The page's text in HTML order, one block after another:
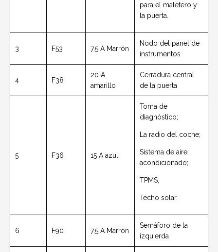
para el maletero y
la puerta.
3 F53 7,5 A Marrón
Nodo del panel de
instrumentos
4 F38
20 A
amarillo
Cerradura central
de la puerta
5 F36 15 A azul
Toma de
diagnóstico;
La radio del coche;
Sistema de aire
acondicionado;
TPMS;
Techo solar.
6 F90 7,5 A Marrón
Semáforo de la
izquierda